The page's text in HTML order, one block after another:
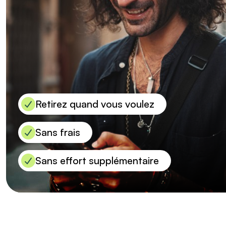
Retirez quand vous voulez
Sans frais
Sans effort supplémentaire